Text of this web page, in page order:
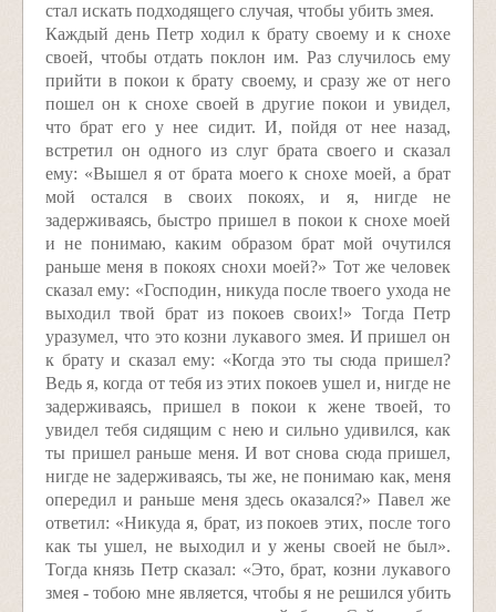
стал искать подходящего случая, чтобы убить змея.
Каждый день Петр ходил к брату своему и к снохе
своей, чтобы отдать поклон им. Раз случилось ему
прийти в покои к брату своему, и сразу же от него
пошел он к снохе своей в другие покои и увидел,
что брат его у нее сидит. И, пойдя от нее назад,
встретил он одного из слуг брата своего и сказал
ему: «Вышел я от брата моего к снохе моей, а брат
мой остался в своих покоях, и я, нигде не
задерживаясь, быстро пришел в покои к снохе моей
и не понимаю, каким образом брат мой очутился
раньше меня в покоях снохи моей?» Тот же человек
сказал ему: «Господин, никуда после твоего ухода не
выходил твой брат из покоев своих!» Тогда Петр
уразумел, что это козни лукавого змея. И пришел он
к брату и сказал ему: «Когда это ты сюда пришел?
Ведь я, когда от тебя из этих покоев ушел и, нигде не
задерживаясь, пришел в покои к жене твоей, то
увидел тебя сидящим с нею и сильно удивился, как
ты пришел раньше меня. И вот снова сюда пришел,
нигде не задерживаясь, ты же, не понимаю как, меня
опередил и раньше меня здесь оказался?» Павел же
ответил: «Никуда я, брат, из покоев этих, после того
как ты ушел, не выходил и у жены своей не был».
Тогда князь Петр сказал: «Это, брат, козни лукавого
змея - тобою мне является, чтобы я не решился убить